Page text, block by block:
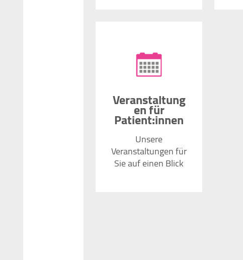
Veranstaltung
en für
Patient:innen
Unsere
Veranstaltungen für
Sie auf einen Blick